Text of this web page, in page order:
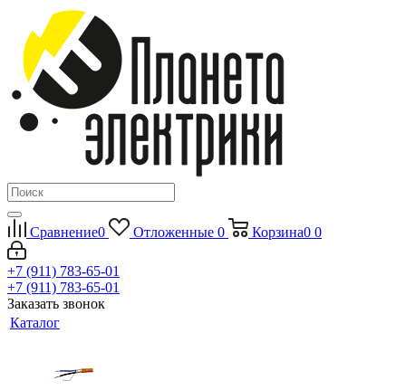
Сравнение0 Отложенные 0 Корзина0 0
+7 (911) 783-65-01
+7 (911) 783-65-01
Заказать звонок
Каталог